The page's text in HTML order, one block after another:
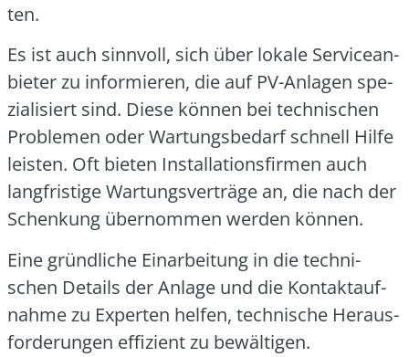
ten.
Es ist auch sinn­voll, sich über loka­le Ser­vice­an­
bie­ter zu infor­mie­ren, die auf PV-Anla­gen spe­
zia­li­siert sind. Die­se kön­nen bei tech­ni­schen
Pro­ble­men oder War­tungs­be­darf schnell Hil­fe
leis­ten. Oft bie­ten Instal­la­ti­ons­fir­men auch
lang­fris­ti­ge War­tungs­ver­trä­ge an, die nach der
Schen­kung über­nom­men wer­den kön­nen.
Eine gründ­li­che Ein­ar­bei­tung in die tech­ni­
schen Details der Anla­ge und die Kon­takt­auf­
nah­me zu Exper­ten hel­fen, tech­ni­sche Her­aus­
for­de­run­gen effi­zi­ent zu bewäl­ti­gen.